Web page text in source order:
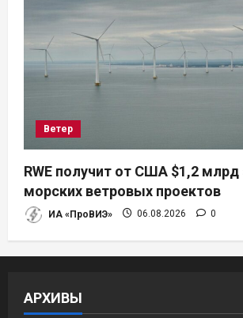
Ветер
RWE получит от США $1,2 млрд
морских ветровых проектов
ИА «ПроВИЭ» 06.08.2026 0
АРХИВЫ